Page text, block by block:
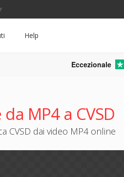
Help
Eccezionale
MP4 a CVSD
CVSD dai video MP4 online